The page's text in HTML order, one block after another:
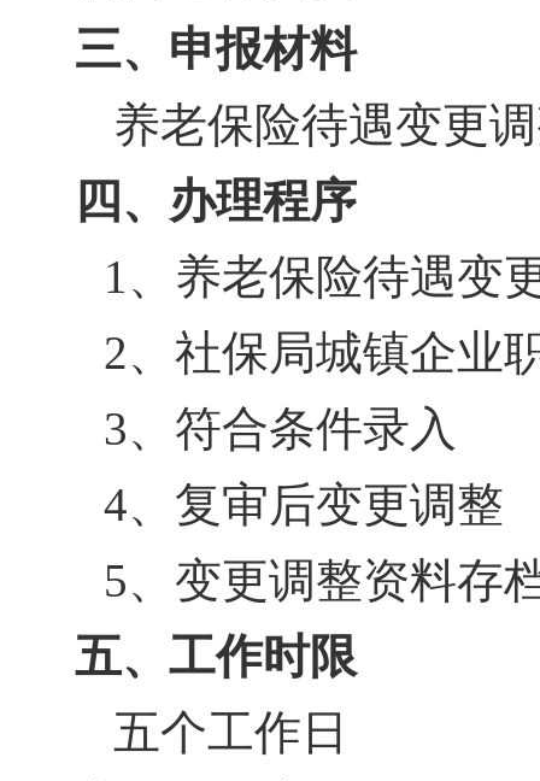
三、申报材料
养老保险待遇变更
四、办理程序
1、养老保险待遇变
2、社保局城镇企业
3、符合条件录入
4、复审后变更调整
5、变更调整资料存
五、工作时限
五个工作日